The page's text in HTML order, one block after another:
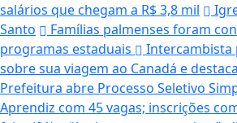
salários que chegam a R$ 3,8 mil
Santo
Famílias palmenses foram
programas estaduais
Intercambista
sobre sua viagem ao Canadá e
Prefeitura abre Processo Seletivo
Aprendiz com 45 vagas; inscrições